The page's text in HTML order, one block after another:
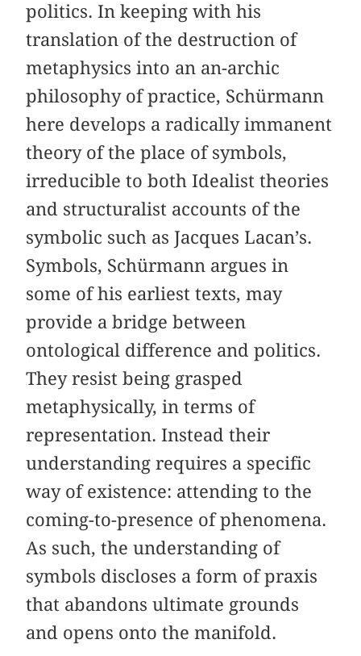
politics. In keeping with his
translation of the destruction of
metaphysics into an an-archic
philosophy of practice, Schürmann
here develops a radically immanent
theory of the place of symbols,
irreducible to both Idealist theories
and structuralist accounts of the
symbolic such as Jacques Lacan’s.
Symbols, Schürmann argues in
some of his earliest texts, may
provide a bridge between
ontological difference and politics.
They resist being grasped
metaphysically, in terms of
representation. Instead their
understanding requires a specific
way of existence: attending to the
coming-to-presence of phenomena.
As such, the understanding of
symbols discloses a form of praxis
that abandons ultimate grounds
and opens onto the manifold.